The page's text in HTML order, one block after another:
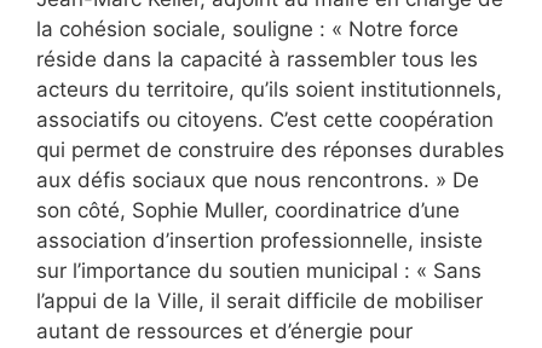
la cohésion sociale, souligne : « Notre force
réside dans la capacité à rassembler tous les
acteurs du territoire, qu’ils soient institutionnels,
associatifs ou citoyens. C’est cette coopération
qui permet de construire des réponses durables
aux défis sociaux que nous rencontrons. » De
son côté, Sophie Muller, coordinatrice d’une
association d’insertion professionnelle, insiste
sur l’importance du soutien municipal : « Sans
l’appui de la Ville, il serait difficile de mobiliser
autant de ressources et d’énergie pour